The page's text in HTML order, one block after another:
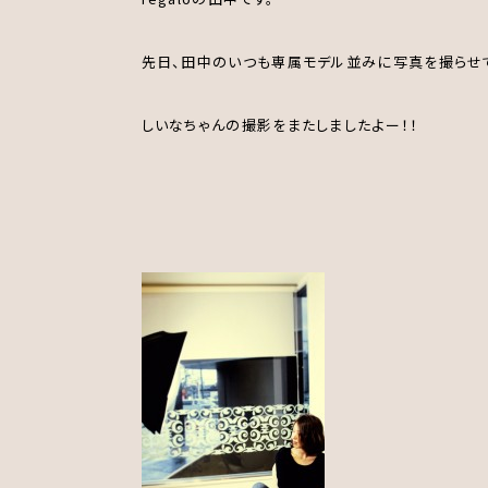
先日、田中のいつも専属モデル並みに写真を撮らせ
しいなちゃんの撮影をまたしましたよー！！